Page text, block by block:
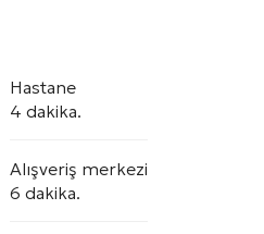
Hastane
4 dakika.
Alışveriş merkezi
6 dakika.